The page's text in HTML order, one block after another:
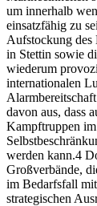
um innerhalb
einsatzfähig zu
Aufstockung des
in Stettin sowie
wiederum
internationalen
davon aus, dass
Kampftruppen
werden kann.4
Großverbände,
im Bedarfsfall
strategischen